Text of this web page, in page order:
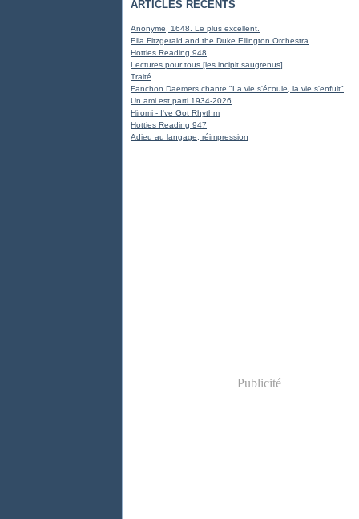
ARTICLES RÉCENTS
Anonyme, 1648. Le plus excellent.
Ella Fitzgerald and the Duke Ellington Orchestra
Hotties Reading 948
Lectures pour tous [les incipit saugrenus]
Traité
Fanchon Daemers chante "La vie s'écoule, la vie s'enfuit"
Un ami est parti 1934-2026
Hiromi - I've Got Rhythm
Hotties Reading 947
Adieu au langage, réimpression
Publicité